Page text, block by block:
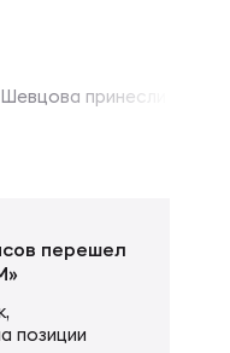
принесли
перешел
позиции